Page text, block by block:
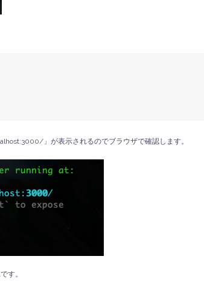
」が表示されるのでブラウザで確認します。
す。